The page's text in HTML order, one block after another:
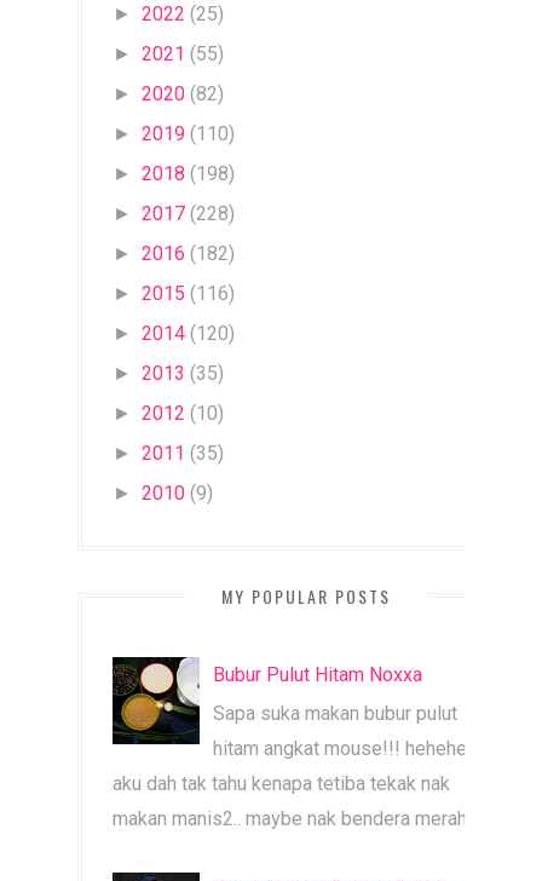
► 2022 (25)
► 2021 (55)
► 2020 (82)
► 2019 (110)
► 2018 (198)
► 2017 (228)
► 2016 (182)
► 2015 (116)
► 2014 (120)
► 2013 (35)
► 2012 (10)
► 2011 (35)
► 2010 (9)
MY POPULAR POSTS
Bubur Pulut Hitam Noxxa
Sapa suka makan bubur pulut
hitam angkat mouse!!! heheheh
aku dah tak tahu kenapa tetiba tekak nak
makan manis2.. maybe nak bendera merah b...